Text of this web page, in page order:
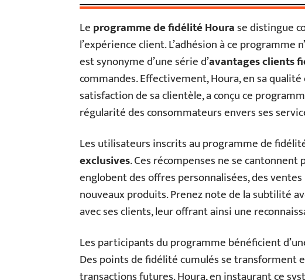
Leprogramme de fidélité Hourase distingue
l’expérience client. L’adhésion à ce
est synonyme d’une série d’avantages clients
commandes. Effectivement, Houra, en sa
satisfaction de sa clientèle, a conçu ce
régularité des consommateurs envers ses
Les utilisateurs inscrits au programme de
exclusives. Ces récompenses ne se cantonnent
englobent des offres personnalisées, des
nouveaux produits. Prenez note de la subtilité
avec ses clients, leur offrant ainsi une
Les participants du programme bénéficient
Des points de fidélité cumulés se transforment